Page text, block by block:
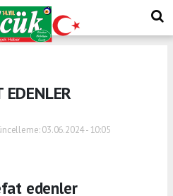
EDENLER
03.06.2024 - 10:05
edenler